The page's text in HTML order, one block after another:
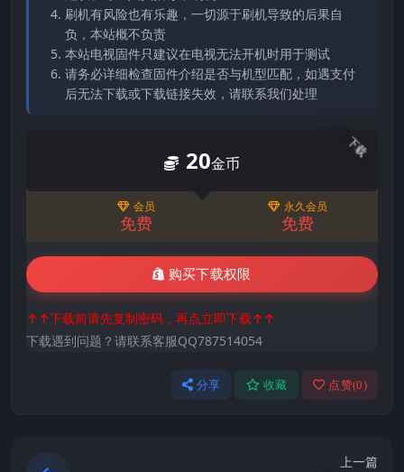
刷机有风险也有乐趣，一切源于刷机导致的后果自
负，本站概不负责
本站电视固件只建议在电视无法开机时用于测试
请务必详细检查固件介绍是否与机型匹配，如遇支付
后无法下载或下载链接失效，请联系我们处理
下载
20金币
会员
免费
永久会员
免费
购买下载权限
↑↑下载前请先复制密码，再点立即下载↑↑
下载遇到问题？请联系客服QQ787514054
分享 收藏 点赞(0)
上一篇